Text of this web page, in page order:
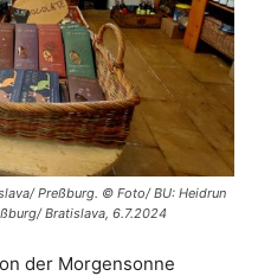
Preßburg. © Foto/ BU: Heidrun
Bratislava, 6.7.2024
der Morgensonne